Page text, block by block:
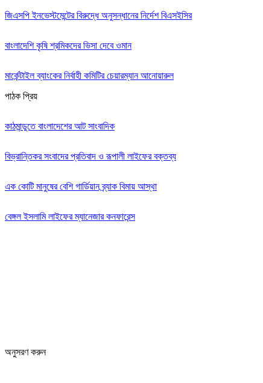
জিএসপি ইনভেস্টমেন্টের বিরুদ্ধে অনুসন্ধানের নির্দেশ বিএসইসির
বাংলাদেশি কৃষি শ্রমিকদের ভিসা দেবে ওমান
মার্কেন্টাইল ব্যাংকের নির্বাহী কমিটির চেয়ারম্যান আনোয়ারুল
পাঠক প্রিয়
কাঠমান্ডুতে বাংলাদেশের আট সাংবাদিক
বিভ্রান্তিকর সংবাদের প্রতিবাদ ও রূপালী লাইফের বক্তব্য
এক কোটি মানুষের বেশি গার্ডিয়ান ব্র্যাক বিমায় আস্থা
বেঙ্গল ইসলামি লাইফের ম্যানেজার কনফারেন্স
অনুসরণ করুন